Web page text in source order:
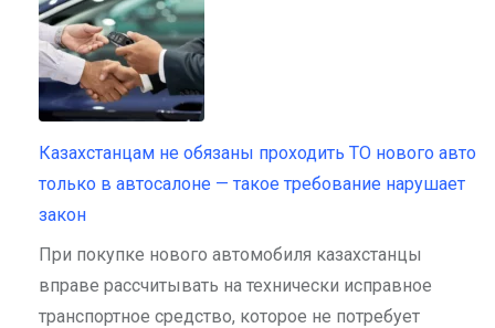
обмен
криптовалюты
на
деньги
рамках
Казахстанцам не обязаны проходить ТО нового авто
только в автосалоне — такое требование нарушает
закон
При покупке нового автомобиля казахстанцы
вправе рассчитывать на технически исправное
транспортное средство, которое не потребует